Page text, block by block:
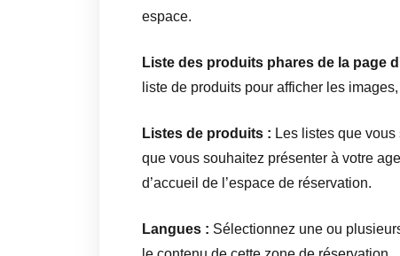
espace.
Liste des produits phares de la page
liste de produits pour afficher les
Listes de produits : Les listes que
que vous souhaitez présenter à votre
d’accueil de l’espace de réservation.
Langues : Sélectionnez une ou